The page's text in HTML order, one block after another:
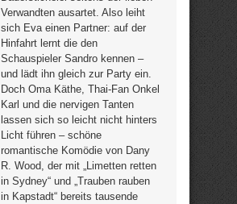
Verwandten ausartet. Also leiht
sich Eva einen Partner: auf der
Hinfahrt lernt die den
Schauspieler Sandro kennen –
und lädt ihn gleich zur Party ein.
Doch Oma Käthe, Thai-Fan Onkel
Karl und die nervigen Tanten
lassen sich so leicht nicht hinters
Licht führen – schöne
romantische Komödie von Dany
R. Wood, der mit „Limetten retten
in Sydney“ und „Trauben rauben
in Kapstadt“ bereits tausende